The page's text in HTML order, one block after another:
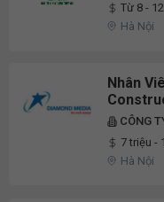
Từ 8 -
Hà Nội
Nhân
ThuCÔNG
7 triệu -
Hà Nội